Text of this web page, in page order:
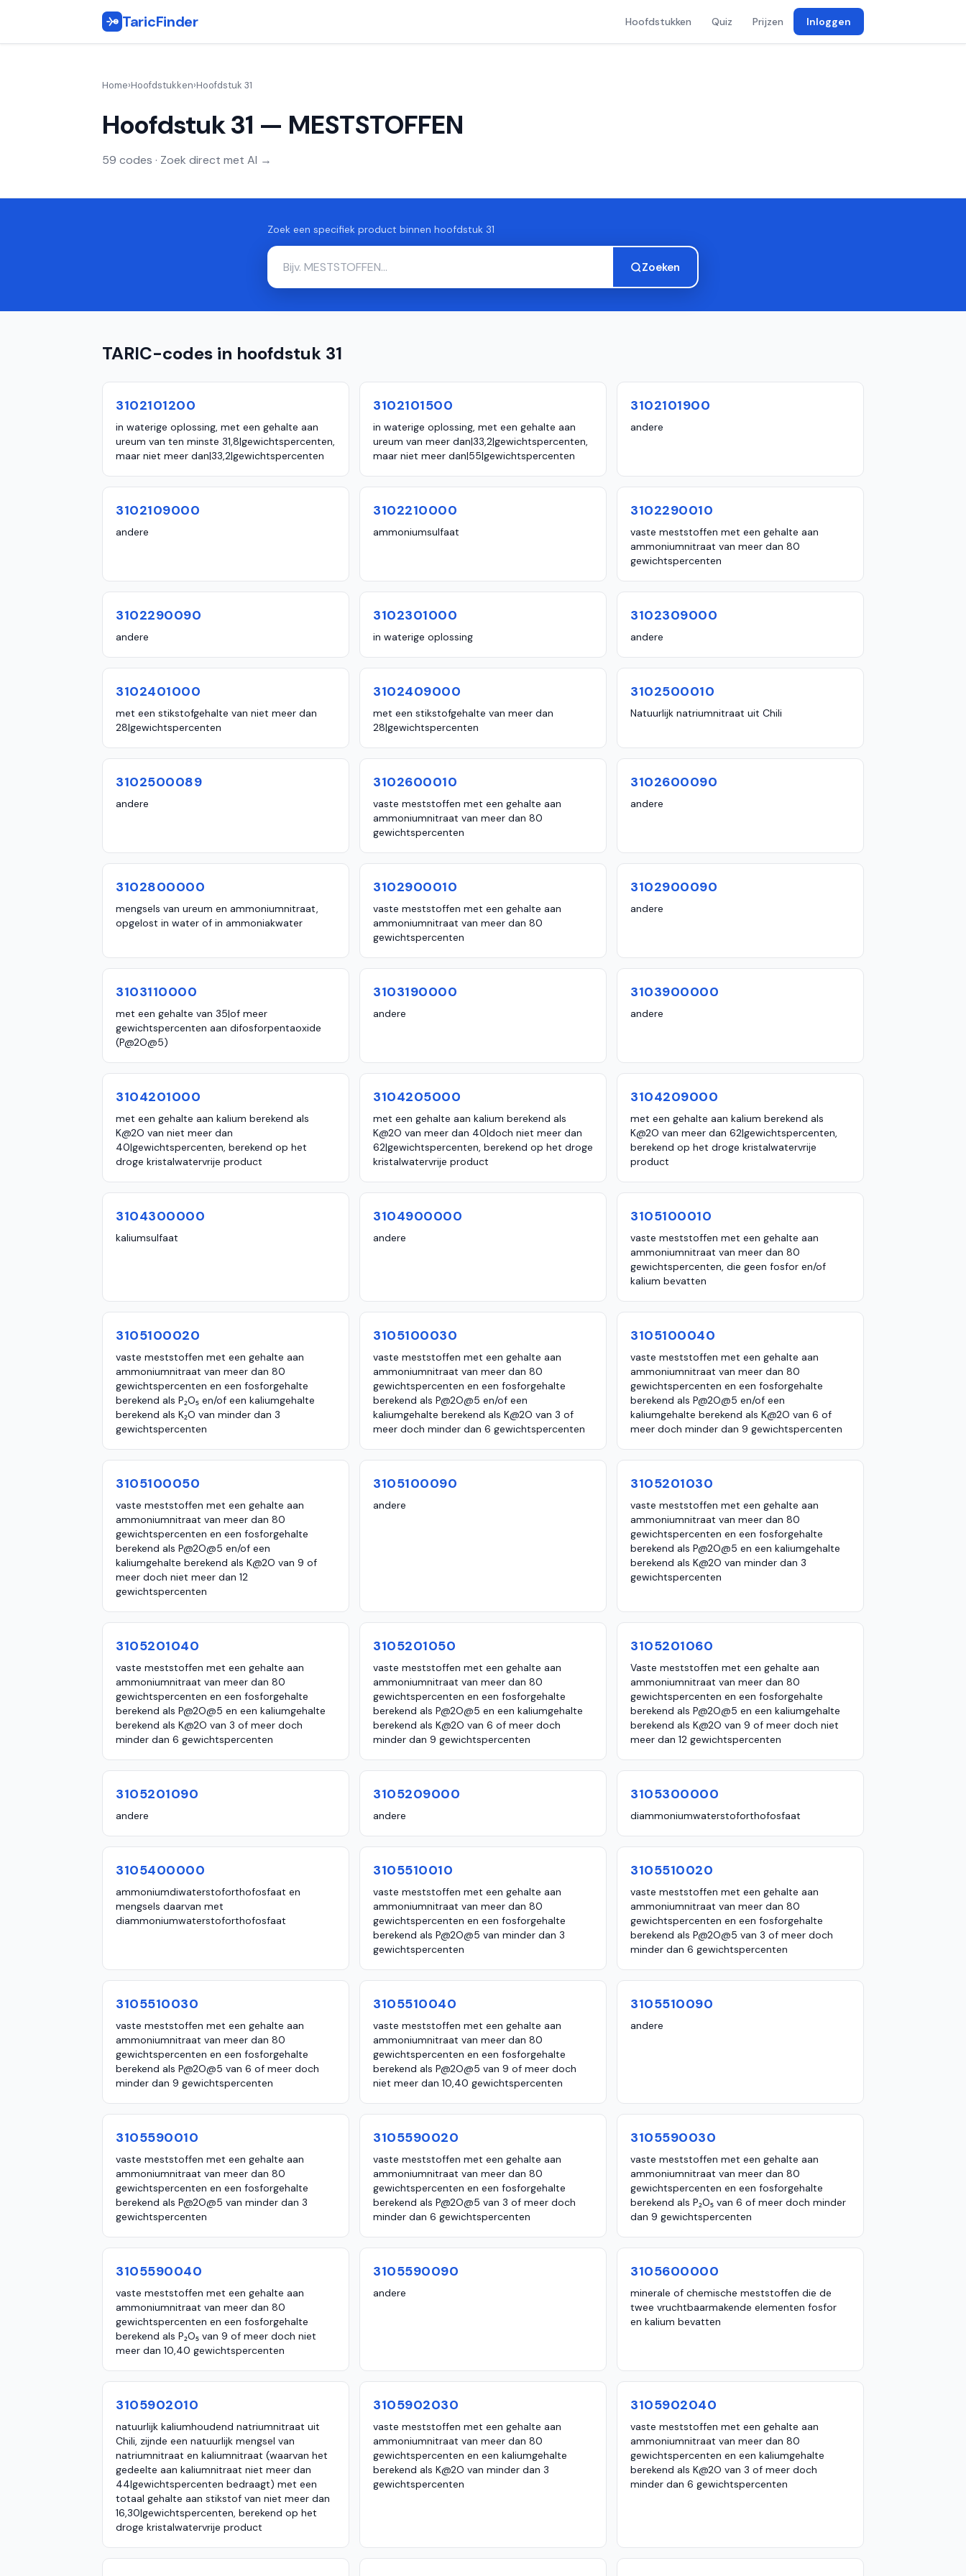
TaricFinder Hoofdstukken Quiz Prijzen Inloggen
Home›Hoofdstukken›Hoofdstuk 31
Hoofdstuk 31 — MESTSTOFFEN
59 codes · Zoek direct met AI →
Zoek een specifiek product binnen hoofdstuk 31
Zoeken
TARIC-codes in hoofdstuk 31
3102101200
in waterige oplossing, met een gehalte aan
ureum van ten minste 31,8|gewichtspercenten,
maar niet meer dan|33,2|gewichtspercenten
3102101500
in waterige oplossing, met een gehalte aan
ureum van meer dan|33,2|gewichtspercenten,
maar niet meer dan|55|gewichtspercenten
3102101900
andere
3102109000
andere
3102210000
ammoniumsulfaat
3102290010
vaste meststoffen met een gehalte aan
ammoniumnitraat van meer dan 80
gewichtspercenten
3102290090
andere
3102301000
in waterige oplossing
3102309000
andere
3102401000
met een stikstofgehalte van niet meer dan
28|gewichtspercenten
3102409000
met een stikstofgehalte van meer dan
28|gewichtspercenten
3102500010
Natuurlijk natriumnitraat uit Chili
3102500089
andere
3102600010
vaste meststoffen met een gehalte aan
ammoniumnitraat van meer dan 80
gewichtspercenten
3102600090
andere
3102800000
mengsels van ureum en ammoniumnitraat,
opgelost in water of in ammoniakwater
3102900010
vaste meststoffen met een gehalte aan
ammoniumnitraat van meer dan 80
gewichtspercenten
3102900090
andere
3103110000
met een gehalte van 35|of meer
gewichtspercenten aan difosforpentaoxide
(P@2O@5)
3103190000
andere
3103900000
andere
3104201000
met een gehalte aan kalium berekend als
K@2O van niet meer dan
40|gewichtspercenten, berekend op het
droge kristalwatervrije product
3104205000
met een gehalte aan kalium berekend als
K@2O van meer dan 40|doch niet meer dan
62|gewichtspercenten, berekend op het droge
kristalwatervrije product
3104209000
met een gehalte aan kalium berekend als
K@2O van meer dan 62|gewichtspercenten,
berekend op het droge kristalwatervrije
product
3104300000
kaliumsulfaat
3104900000
andere
3105100010
vaste meststoffen met een gehalte aan
ammoniumnitraat van meer dan 80
gewichtspercenten, die geen fosfor en/of
kalium bevatten
3105100020
vaste meststoffen met een gehalte aan
ammoniumnitraat van meer dan 80
gewichtspercenten en een fosforgehalte
berekend als P₂O₅ en/of een kaliumgehalte
berekend als K₂O van minder dan 3
gewichtspercenten
3105100030
vaste meststoffen met een gehalte aan
ammoniumnitraat van meer dan 80
gewichtspercenten en een fosforgehalte
berekend als P@2O@5 en/of een
kaliumgehalte berekend als K@2O van 3 of
meer doch minder dan 6 gewichtspercenten
3105100040
vaste meststoffen met een gehalte aan
ammoniumnitraat van meer dan 80
gewichtspercenten en een fosforgehalte
berekend als P@2O@5 en/of een
kaliumgehalte berekend als K@2O van 6 of
meer doch minder dan 9 gewichtspercenten
3105100050
vaste meststoffen met een gehalte aan
ammoniumnitraat van meer dan 80
gewichtspercenten en een fosforgehalte
berekend als P@2O@5 en/of een
kaliumgehalte berekend als K@2O van 9 of
meer doch niet meer dan 12
gewichtspercenten
3105100090
andere
3105201030
vaste meststoffen met een gehalte aan
ammoniumnitraat van meer dan 80
gewichtspercenten en een fosforgehalte
berekend als P@2O@5 en een kaliumgehalte
berekend als K@2O van minder dan 3
gewichtspercenten
3105201040
vaste meststoffen met een gehalte aan
ammoniumnitraat van meer dan 80
gewichtspercenten en een fosforgehalte
berekend als P@2O@5 en een kaliumgehalte
berekend als K@2O van 3 of meer doch
minder dan 6 gewichtspercenten
3105201050
vaste meststoffen met een gehalte aan
ammoniumnitraat van meer dan 80
gewichtspercenten en een fosforgehalte
berekend als P@2O@5 en een kaliumgehalte
berekend als K@2O van 6 of meer doch
minder dan 9 gewichtspercenten
3105201060
Vaste meststoffen met een gehalte aan
ammoniumnitraat van meer dan 80
gewichtspercenten en een fosforgehalte
berekend als P@2O@5 en een kaliumgehalte
berekend als K@2O van 9 of meer doch niet
meer dan 12 gewichtspercenten
3105201090
andere
3105209000
andere
3105300000
diammoniumwaterstoforthofosfaat
3105400000
ammoniumdiwaterstoforthofosfaat en
mengsels daarvan met
diammoniumwaterstoforthofosfaat
3105510010
vaste meststoffen met een gehalte aan
ammoniumnitraat van meer dan 80
gewichtspercenten en een fosforgehalte
berekend als P@2O@5 van minder dan 3
gewichtspercenten
3105510020
vaste meststoffen met een gehalte aan
ammoniumnitraat van meer dan 80
gewichtspercenten en een fosforgehalte
berekend als P@2O@5 van 3 of meer doch
minder dan 6 gewichtspercenten
3105510030
vaste meststoffen met een gehalte aan
ammoniumnitraat van meer dan 80
gewichtspercenten en een fosforgehalte
berekend als P@2O@5 van 6 of meer doch
minder dan 9 gewichtspercenten
3105510040
vaste meststoffen met een gehalte aan
ammoniumnitraat van meer dan 80
gewichtspercenten en een fosforgehalte
berekend als P@2O@5 van 9 of meer doch
niet meer dan 10,40 gewichtspercenten
3105510090
andere
3105590010
vaste meststoffen met een gehalte aan
ammoniumnitraat van meer dan 80
gewichtspercenten en een fosforgehalte
berekend als P@2O@5 van minder dan 3
gewichtspercenten
3105590020
vaste meststoffen met een gehalte aan
ammoniumnitraat van meer dan 80
gewichtspercenten en een fosforgehalte
berekend als P@2O@5 van 3 of meer doch
minder dan 6 gewichtspercenten
3105590030
vaste meststoffen met een gehalte aan
ammoniumnitraat van meer dan 80
gewichtspercenten en een fosforgehalte
berekend als P₂O₅ van 6 of meer doch minder
dan 9 gewichtspercenten
3105590040
vaste meststoffen met een gehalte aan
ammoniumnitraat van meer dan 80
gewichtspercenten en een fosforgehalte
berekend als P₂O₅ van 9 of meer doch niet
meer dan 10,40 gewichtspercenten
3105590090
andere
3105600000
minerale of chemische meststoffen die de
twee vruchtbaarmakende elementen fosfor
en kalium bevatten
3105902010
natuurlijk kaliumhoudend natriumnitraat uit
Chili, zijnde een natuurlijk mengsel van
natriumnitraat en kaliumnitraat (waarvan het
gedeelte aan kaliumnitraat niet meer dan
44|gewichtspercenten bedraagt) met een
totaal gehalte aan stikstof van niet meer dan
16,30|gewichtspercenten, berekend op het
droge kristalwatervrije product
3105902030
vaste meststoffen met een gehalte aan
ammoniumnitraat van meer dan 80
gewichtspercenten en een kaliumgehalte
berekend als K@2O van minder dan 3
gewichtspercenten
3105902040
vaste meststoffen met een gehalte aan
ammoniumnitraat van meer dan 80
gewichtspercenten en een kaliumgehalte
berekend als K@2O van 3 of meer doch
minder dan 6 gewichtspercenten